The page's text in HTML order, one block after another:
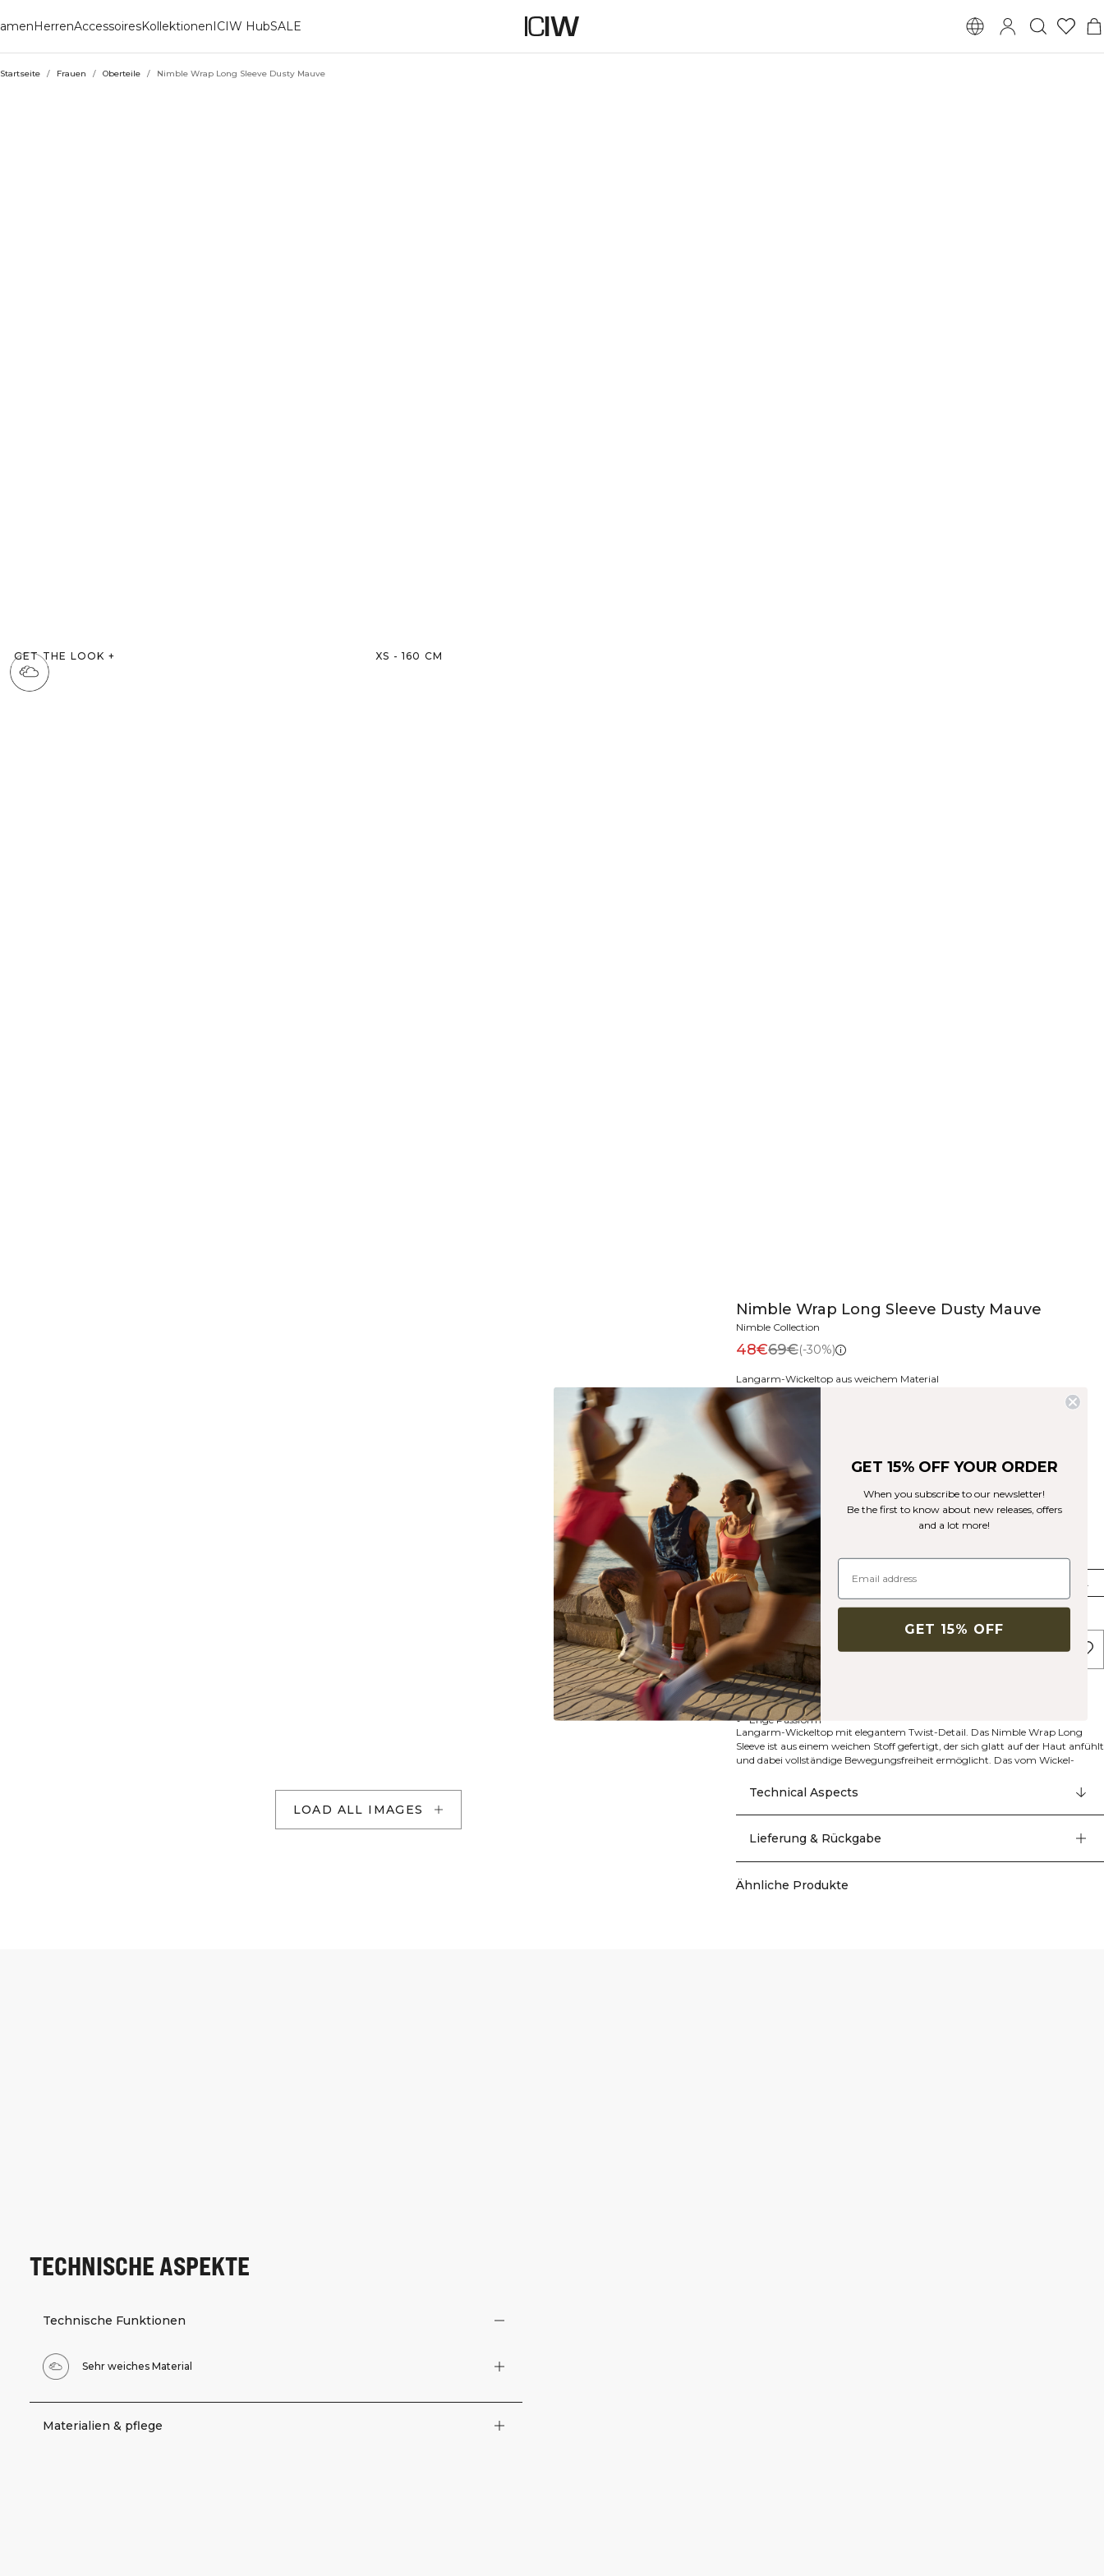
HerrenAccessoiresKollektionenICIW HubSALE
Startseite / Frauen / Oberteile / Nimble Wrap Long Sleeve Dusty Mauve
GET THE LOOK + XS - 160 CM
LOAD ALL IMAGES
Nimble Wrap Long Sleeve Dusty Mauve
Nimble Collection
48€69€(-30%)
Langarm-Wickeltop aus weichem Material
Farbe:
Größe
XS M XXL
Few in stock
IN DEN WARENKORB LEGEN
Beschreibung
65% Polyamid, 35% Elastan
Wickel-Twist-Detail
Verkürzte Länge
Enge Passform
Langarm-Wickeltop mit elegantem Twist-Detail. Das Nimble Wrap Long
Sleeve ist aus einem weichen Stoff gefertigt, der sich glatt auf der Haut anfühlt
und dabei vollständige Bewegungsfreiheit ermöglicht. Das vom Wickel-
macht es zu deinem Go-to-Piece für leichtes Layering. Ideal für
Aufwärmrunden, Stretching-Einheiten oder einfach als bequemes Teil auf
dem Weg zum und vom Fitnessstudio. Mit cropped Länge und enger
65% Polyamid, 35% Elastan.
Technical Aspects
Lieferung & Rückgabe
Ähnliche Produkte
TECHNISCHE ASPEKTE
Technische Funktionen
Sehr weiches Material
Materialien & pflege
GET 15% OFF YOUR ORDER
When you subscribe to our newsletter!
Be the first to know about new releases, offers
and a lot more!
GET 15% OFF